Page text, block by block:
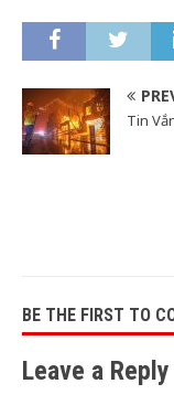
Tin
BE THE FIRST TO
Leave a Reply